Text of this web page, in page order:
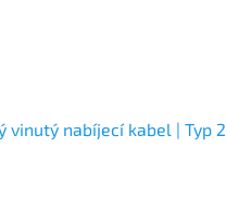
vinutý nabíjecí kabel | Typ